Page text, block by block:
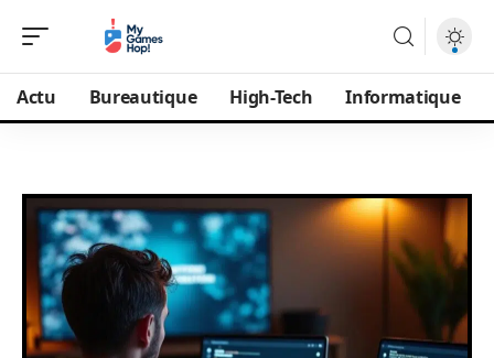
Actu Bureautique High-Tech Informatique